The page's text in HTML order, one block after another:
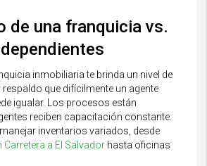
de una franquicia vs.
inmobiliaria te brinda un nivel de
que difícilmente un agente
igualar. Los procesos están
reciben capacitación constante.
inventarios variados, desde
Carretera a El Salvador hasta oficinas